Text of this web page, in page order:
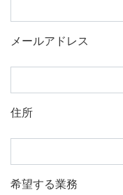
メールアドレス
住所
希望する業務